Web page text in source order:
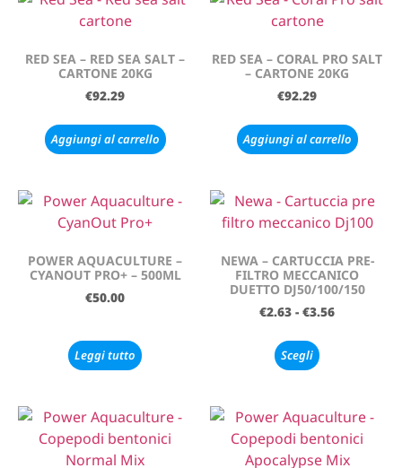
RED SEA – RED SEA SALT –
CARTONE 20KG
€92.29
Aggiungi al carrello
RED SEA – CORAL PRO SALT
– CARTONE 20KG
€92.29
Aggiungi al carrello
POWER AQUACULTURE –
CYANOUT PRO+ – 500ML
€50.00
Leggi tutto
NEWA – CARTUCCIA PRE-
FILTRO MECCANICO
DUETTO DJ50/100/150
€2.63 - €3.56
Scegli